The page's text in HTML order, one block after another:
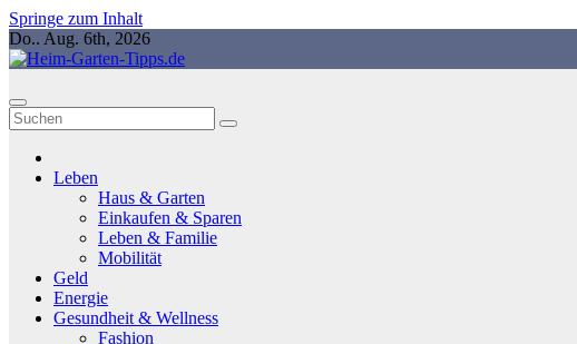
Springe zum Inhalt
Do.. Aug. 6th, 2026
Leben
Haus & Garten
Einkaufen & Sparen
Leben & Familie
Mobilität
Geld
Energie
Gesundheit & Wellness
Fashion